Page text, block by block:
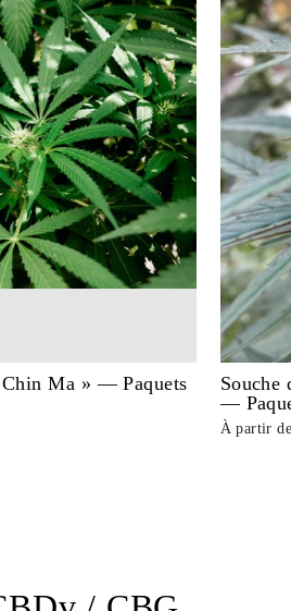
Chin Ma » — Paquets
—
À partir